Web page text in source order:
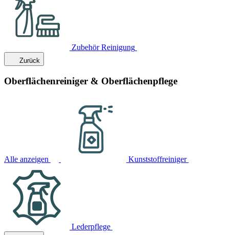
Zubehör Reinigung
Zurück
Oberflächenreiniger & Oberflächenpflege
Alle anzeigen Kunststoffreiniger
Lederpflege